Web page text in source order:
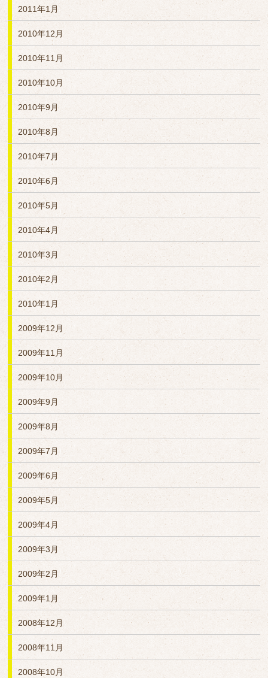
2011年1月
2010年12月
2010年11月
2010年10月
2010年9月
2010年8月
2010年7月
2010年6月
2010年5月
2010年4月
2010年3月
2010年2月
2010年1月
2009年12月
2009年11月
2009年10月
2009年9月
2009年8月
2009年7月
2009年6月
2009年5月
2009年4月
2009年3月
2009年2月
2009年1月
2008年12月
2008年11月
2008年10月